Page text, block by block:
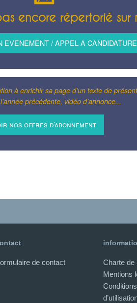
encore répertorié sur
EVENEMENT / APPEL A CANDIDATURE
à enrichir sa page d’un texte de
précédente, vidéo d’annonce...
nos offres d’abonnement
de contact
Charte de
Mentions